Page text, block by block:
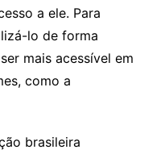
a ele. Para
lo de forma
mais acessível em
como a
brasileira